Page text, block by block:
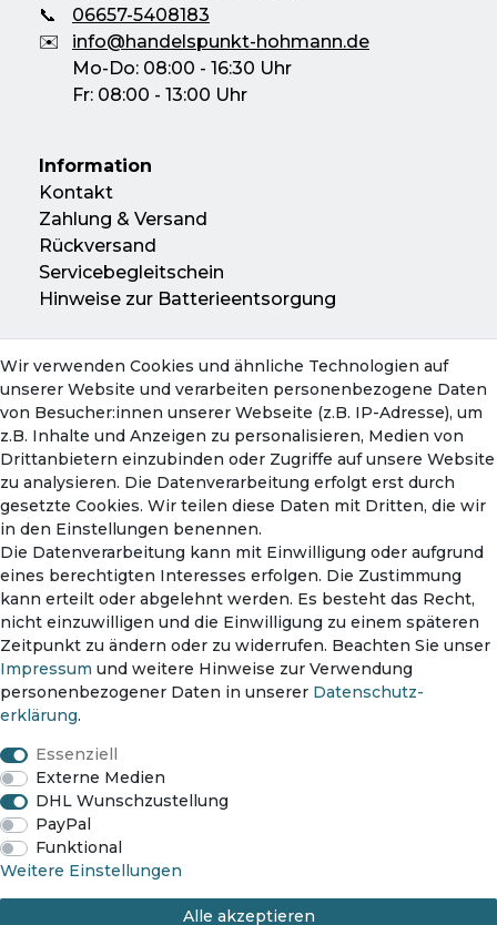
📞
06657-5408183
✉️
info@handelspunkt-hohmann.de
Mo-Do: 08:00 - 16:30 Uhr
Fr: 08:00 - 13:00 Uhr
Information
Kontakt
Zahlung & Versand
Rückversand
Servicebegleitschein
Hinweise zur Batterieentsorgung
Konto
Mein Konto
Warenkorb
Zahlungsmethoden
Impressum
Wir verwenden Cookies und ähnliche Technologien auf
unserer Website und verarbeiten personenbezogene Daten
von Besucher:innen unserer Webseite (z.B. IP-Adresse), um
z.B. Inhalte und Anzeigen zu personalisieren, Medien von
Drittanbietern einzubinden oder Zugriffe auf unsere Website
zu analysieren. Die Datenverarbeitung erfolgt erst durch
gesetzte Cookies. Wir teilen diese Daten mit Dritten, die wir
in den Einstellungen benennen.
Die Datenverarbeitung kann mit Einwilligung oder aufgrund
eines berechtigten Interesses erfolgen. Die Zustimmung
kann erteilt oder abgelehnt werden. Es besteht das Recht,
nicht einzuwilligen und die Einwilligung zu einem späteren
Zeitpunkt zu ändern oder zu widerrufen. Beachten Sie unser
Impressum und weitere Hinweise zur Verwendung
personenbezogener Daten in unserer Daten­schutz­
erklärung.
Essenziell
Externe Medien
DHL Wunschzustellung
PayPal
Funktional
Weitere Einstellungen
Alle akzeptieren